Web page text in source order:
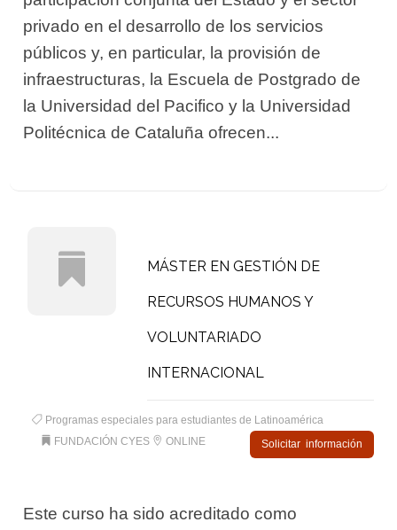
privado en el desarrollo de los servicios
públicos y, en particular, la provisión de
infraestructuras, la Escuela de Postgrado de
la Universidad del Pacifico y la Universidad
Politécnica de Cataluña ofrecen...
MÁSTER EN GESTIÓN DE
RECURSOS HUMANOS Y
VOLUNTARIADO
INTERNACIONAL
Programas especiales para estudiantes de Latinoamérica
FUNDACIÓN CYES
ONLINE Solicitar información
Este curso ha sido acreditado como